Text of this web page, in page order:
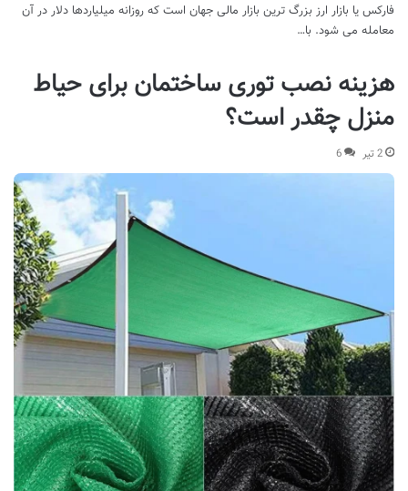
فارکس یا بازار ارز بزرگ ترین بازار مالی جهان است که روزانه میلیاردها دلار در آن
معامله می شود. با…
هزینه نصب توری ساختمان برای حیاط
منزل چقدر است؟
2 تیر 6